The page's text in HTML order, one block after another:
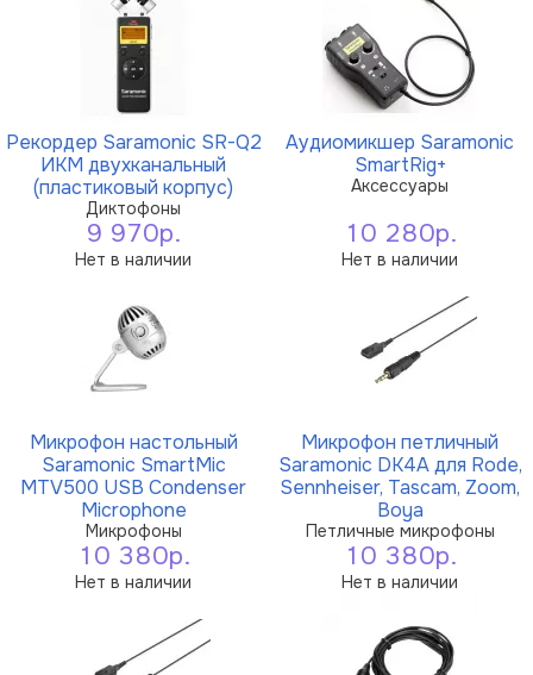
Рекордер Saramonic SR-Q2
ИКМ двухканальный
(пластиковый корпус)
Диктофоны
9 970р.
Нет в наличии
Аудиомикшер Saramonic
SmartRig+
Аксессуары
10 280р.
Нет в наличии
Микрофон настольный
Saramonic SmartMic
MTV500 USB Condenser
Microphone
Микрофоны
10 380р.
Нет в наличии
Микрофон петличный
Saramonic DK4A для Rode,
Sennheiser, Tascam, Zoom,
Boya
Петличные микрофоны
10 380р.
Нет в наличии